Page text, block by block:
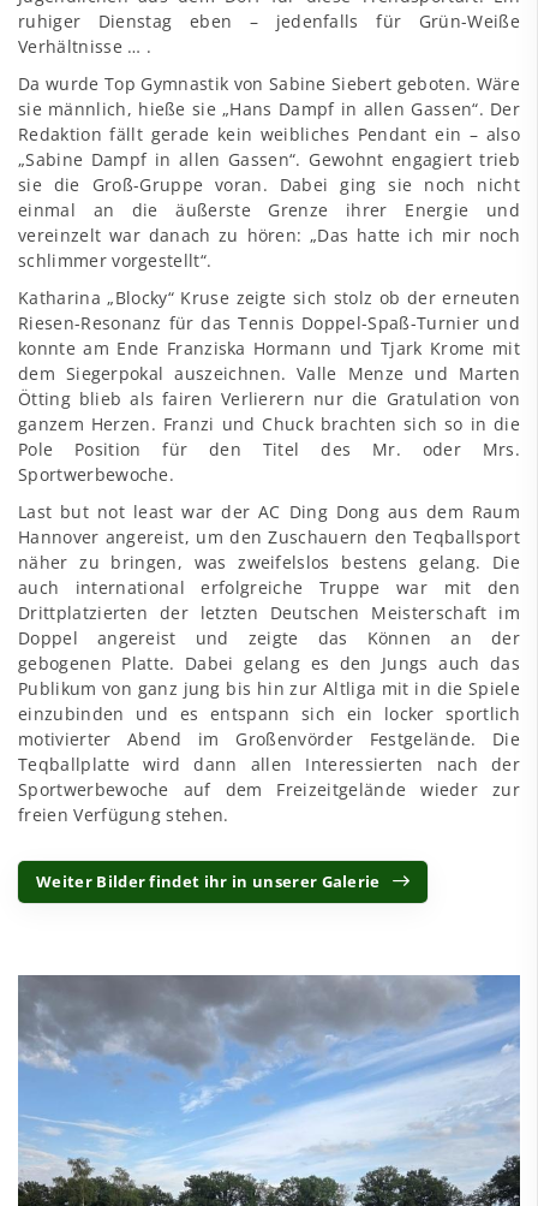
ruhiger Dienstag eben – jedenfalls für Grün-Weiße
Verhältnisse … .
Da wurde Top Gymnastik von Sabine Siebert geboten. Wäre
sie männlich, hieße sie „Hans Dampf in allen Gassen“. Der
Redaktion fällt gerade kein weibliches Pendant ein – also
„Sabine Dampf in allen Gassen“. Gewohnt engagiert trieb
sie die Groß-Gruppe voran. Dabei ging sie noch nicht
einmal an die äußerste Grenze ihrer Energie und
vereinzelt war danach zu hören: „Das hatte ich mir noch
schlimmer vorgestellt“.
Katharina „Blocky“ Kruse zeigte sich stolz ob der erneuten
Riesen-Resonanz für das Tennis Doppel-Spaß-Turnier und
konnte am Ende Franziska Hormann und Tjark Krome mit
dem Siegerpokal auszeichnen. Valle Menze und Marten
Ötting blieb als fairen Verlierern nur die Gratulation von
ganzem Herzen. Franzi und Chuck brachten sich so in die
Pole Position für den Titel des Mr. oder Mrs.
Sportwerbewoche.
Last but not least war der AC Ding Dong aus dem Raum
Hannover angereist, um den Zuschauern den Teqballsport
näher zu bringen, was zweifelslos bestens gelang. Die
auch international erfolgreiche Truppe war mit den
Drittplatzierten der letzten Deutschen Meisterschaft im
Doppel angereist und zeigte das Können an der
gebogenen Platte. Dabei gelang es den Jungs auch das
Publikum von ganz jung bis hin zur Altliga mit in die Spiele
einzubinden und es entspann sich ein locker sportlich
motivierter Abend im Großenvörder Festgelände. Die
Teqballplatte wird dann allen Interessierten nach der
Sportwerbewoche auf dem Freizeitgelände wieder zur
freien Verfügung stehen.
Weiter Bilder findet ihr in unserer Galerie